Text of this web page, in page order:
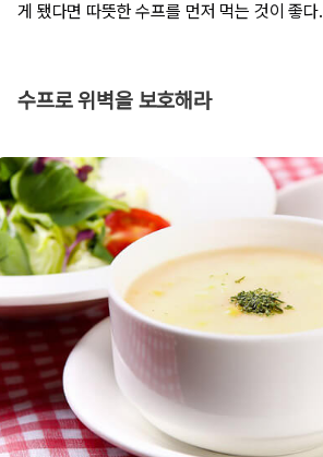
게 됐다면 따뜻한 수프를 먼저 먹는 것이 좋다.
수프로 위벽을 보호해라